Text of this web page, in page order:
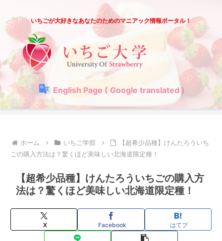
いちごが大好きなあなたのためのマニアック情報ポータル！
English Page ( Google translated )
ホーム いちご学部
【超希少品種】けんたろういち
ごの購入方法は？驚くほど美味しい北海道限定種！
【超希少品種】けんたろういちごの購入方
法は？驚くほど美味しい北海道限定種！
X Facebook はてブ